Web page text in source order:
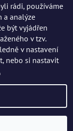
vyhrazena
rádi, používáme
a analýze
být vyjádřen
v tzv.
v nastavení
nebo si nastavit